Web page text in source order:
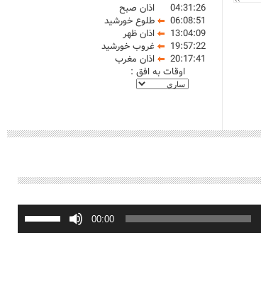
04:31:26
اذان صبح
06:08:51
طلوع خورشید
13:04:09
اذان ظهر
19:57:22
غروب خورشید
20:17:41
اذان مغرب
اوقات به افق :
00:00
برای
افزایش
یا
صدا